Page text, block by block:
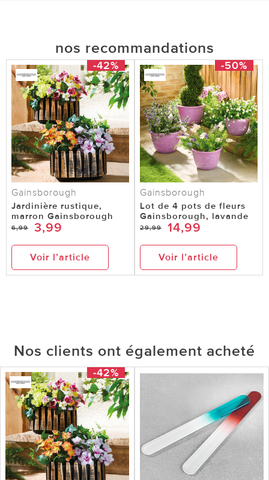
nos recommandations
-42%
Gainsborough
Jardinière rustique,
marron Gainsborough
6,99 3,99
Voir l’article
-50%
Gainsborough
Lot de 4 pots de fleurs
Gainsborough, lavande
29,99 14,99
Voir l’article
Nos clients ont également acheté
-42%